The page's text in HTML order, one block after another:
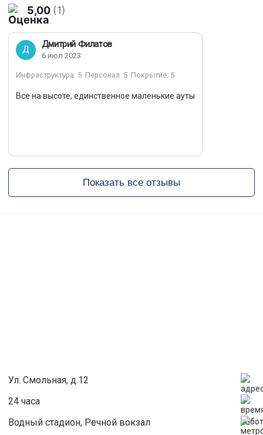
Имеются 2 раздевалки с душевыми. Кроме того, возможна
аренда зала для проведения мероприятий и занятий по
другим видам спорта. Данный зал подходит для
регулярных командных и персональных тренировок. Аренда
предоставляется от 1 часа. Проведение турниров
обсуждается отдельно. Рядом находится футбольный
манеж с искусственной травой.
5,00 (1)
Д
Дмитрий Филатов
6 июл 2023
Инфраструктура: 5 Персонал: 5 Покрытие: 5
Все на высоте, единственное маленькие ауты
Показать все отзывы
Ул. Смольная, д.12
24 часа
Водный стадион, Речной вокзал